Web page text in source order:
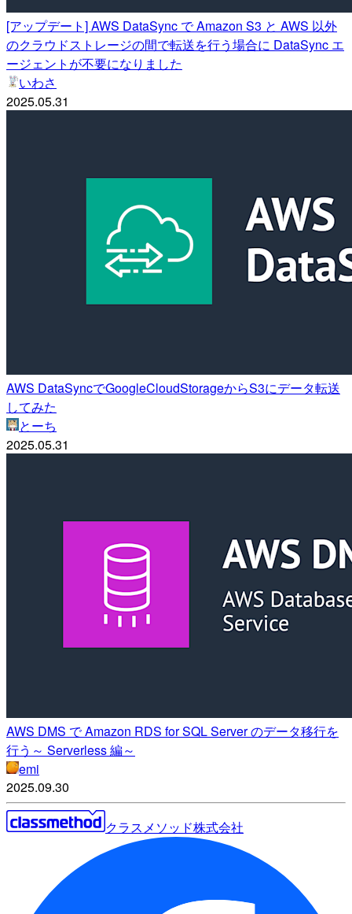
[アップデート] AWS DataSync で Amazon S3 と AWS 以外
のクラウドストレージの間で転送を行う場合に DataSync エ
ージェントが不要になりました
いわさ
2025.05.31
AWS DataSyncでGoogleCloudStorageからS3にデータ転送
してみた
とーち
2025.05.31
AWS DMS で Amazon RDS for SQL Server のデータ移行を
行う～ Serverless 編～
emi
2025.09.30
クラスメソッド株式会社